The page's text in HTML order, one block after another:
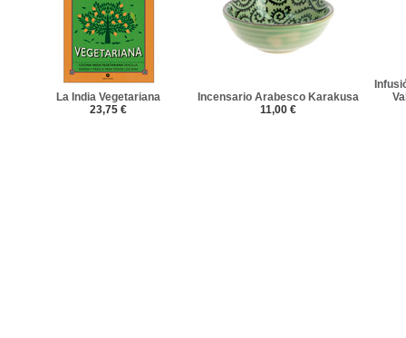
La India Vegetariana
23,75 €
Incensario Arabesco Karakusa
11,00 €